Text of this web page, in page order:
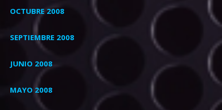
OCTUBRE 2008
SEPTIEMBRE 2008
JUNIO 2008
MAYO 2008